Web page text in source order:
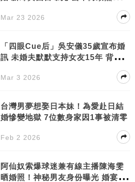
Mar 23 2026
「四眼Cue后」吳安儀35歲宣布婚
訊 未婚夫默默支持女友15年 背景曝
Mar 3 2026
台灣男夢想娶日本妹！為愛赴日結
婚慘變地獄 7位 數身 家因1事被清零
Feb 2 2026
阿仙奴索爆球迷兼有線主播陳海雯
晒婚照！神秘男友身份曝光 婚宴場